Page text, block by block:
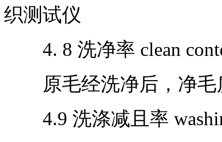
织测试仪
4. 8 洗净率 clean
原毛经洗净后，净毛
4.9 洗涤减且率